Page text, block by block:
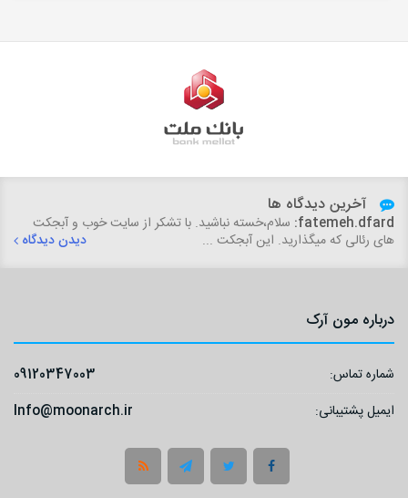
آخرین دیدگاه ها
fatemeh.dfard: سلام،خسته نباشید. با تشکر از سایت خوب و آبجکت
های رئالی که میگذارید. این آبجکت ... دیدن دیدگاه
درباره مون آرک
شماره تماس:
09120347003
ایمیل پشتیبانی:
Info@moonarch.ir